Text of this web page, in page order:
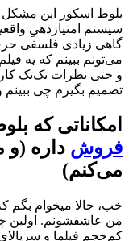
بلوط اسکور این
سیستم امتیازدهیِ
گاهی زیادی فلسفی
می‌تونم ببینم که یه
و حتی نظرات تک‌تک
تصمیم بگیرم چی ببینم
امکاناتی که
فروش داره (و
می‌کنم)
خب، حالا میخوام بگم
من عاشقشونم. اولین
کم‌حجم فیلما و